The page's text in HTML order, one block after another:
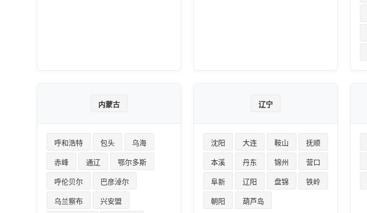
内蒙古
呼和浩特 包头
乌海
赤峰
通辽
鄂尔多斯
呼伦贝尔
巴彦淖尔
乌兰察布
兴安盟
辽宁
沈阳 大连 鞍山
抚顺
本溪
丹东 锦州
营口
阜新
辽阳 盘锦
铁岭
朝阳
葫芦岛